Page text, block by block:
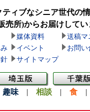
ティブなシニア世代の
売所)からお届けしてい
媒体資料
送稿マ
イベント
お問い
サイトマップ
趣味 | 相談 | 食